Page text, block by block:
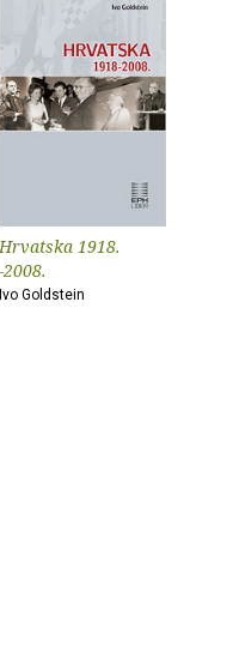
Hrvatska 1918.
-2008.
Ivo Goldstein